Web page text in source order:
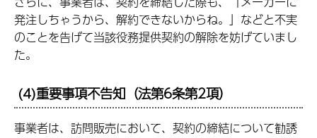
発注しちゃうから、解約できないからね。」などと不実
のことを告げて当該役務提供契約の解除を妨げていまし
た。
(4)重要事項不告知（法第6条第2項）
事業者は、訪問販売において、契約の締結について勧誘